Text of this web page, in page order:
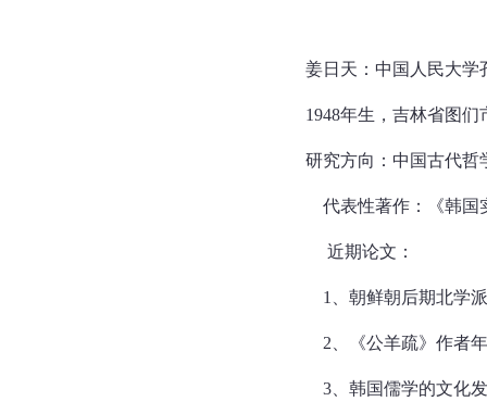
姜日天：中国人民大学
1948年生，吉林省图们
研究方向：中国古代哲
代表性著作：《韩国实
近期论文：
1、朝鲜朝后期北学派
2、《公羊疏》作者年
3、韩国儒学的文化发